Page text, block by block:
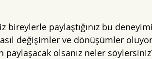
bireylerle paylaştığınız bu
değişimler ve dönüşümler
paylaşacak olsanız neler